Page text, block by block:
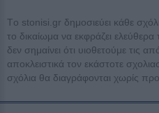
Tο stonisi.gr δημοσιεύει κάθε
το δικαίωμα να εκφράζει
δεν σημαίνει ότι υιοθετούμε τις
αποκλειστικά τον εκάστοτε
σχόλια θα διαγράφονται χωρίς